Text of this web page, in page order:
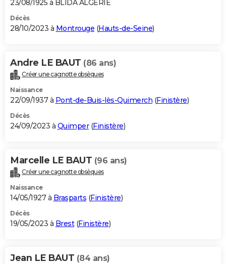
23/08/1925 à BLIDA ALGERIE
Décès
28/10/2023 à Montrouge (Hauts-de-Seine)
Andre LE BAUT (86 ans)
Créer une cagnotte obsèques
Naissance
22/09/1937 à Pont-de-Buis-lès-Quimerch (Finistère)
Décès
24/09/2023 à Quimper(Finistère)
Marcelle LE BAUT (96 ans)
Créer une cagnotte obsèques
Naissance
14/05/1927 à Brasparts (Finistère)
Décès
19/05/2023 à Brest(Finistère)
Jean LE BAUT (84 ans)